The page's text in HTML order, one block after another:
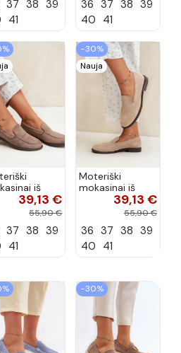
spalvos
37 38 39
41
36 37 38 39
40 41
iš
molio
39,13 €
55,90 €
37 38 39
41
−30%
Nauja
Moteriški
mokasinai iš
dirbtinės
zomšos, smėlio
39,13 €
55,90 €
36 37 38 39
40 41
−30%